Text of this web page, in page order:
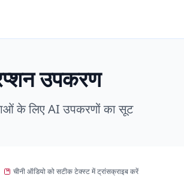
उपकरण
के लिए AI उपकरणों का सूट
चीनी ऑडियो को सटीक टेक्स्ट में ट्रांसक्राइब करें